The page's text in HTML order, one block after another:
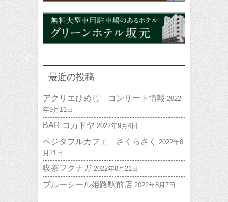
最近の投稿
アクリエひめじ コンサート情報 2022
年9月11日
BAR コカドヤ 2022年9月4日
ベジタブルカフェ さくらさく
2022年8
月21日
喫茶フクナガ 2022年8月21日
ブルーシール姫路駅前店 2022年8月7日